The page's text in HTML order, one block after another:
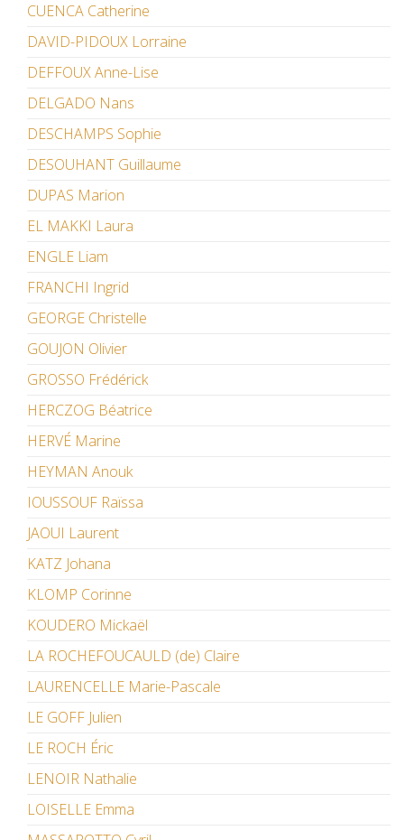
CUENCA Catherine
DAVID-PIDOUX Lorraine
DEFFOUX Anne-Lise
DELGADO Nans
DESCHAMPS Sophie
DESOUHANT Guillaume
DUPAS Marion
EL MAKKI Laura
ENGLE Liam
FRANCHI Ingrid
GEORGE Christelle
GOUJON Olivier
GROSSO Frédérick
HERCZOG Béatrice
HERVÉ Marine
HEYMAN Anouk
IOUSSOUF Raïssa
JAOUI Laurent
KATZ Johana
KLOMP Corinne
KOUDERO Mickaël
LA ROCHEFOUCAULD (de) Claire
LAURENCELLE Marie-Pascale
LE GOFF Julien
LE ROCH Éric
LENOIR Nathalie
LOISELLE Emma